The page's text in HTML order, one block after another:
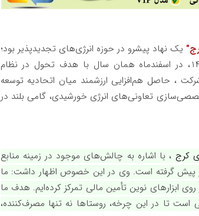
یک نهاد پیشرو در حوزه انرژی‌های تجدیدپذیر بود؛
که پس از ماه‌ها تلاش و رایزنی‌های مقدماتی از آبان‌ ماه ۱۴۰۳، در اسفندماه همان سال با هدف تحول در نظام
، حاصل هم‌افزایی ارزشمند میان اتحادیه توسعه
تعاونی‌های انرژی خورشیدی، گامی بلند در
کرج ، با اشاره به چالش‌های موجود در زمینه منابع
در پیش گرفته است. وی در این خصوص اظهار داشت: ما
ابزارهای نوین تأمین مالی تمرکز کرده‌ایم. هدف ما
است تا در این چرخه، روستاها نه تنها مصرف‌کننده،